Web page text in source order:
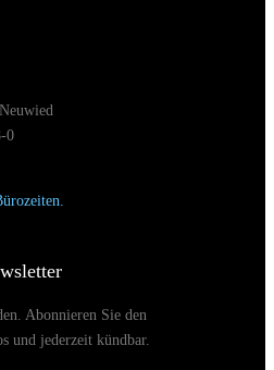
0
Abonnieren Sie den
und jederzeit kündbar.